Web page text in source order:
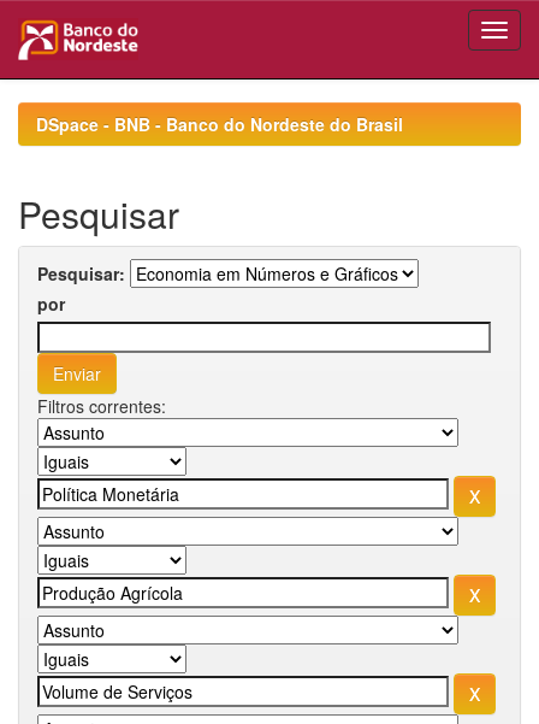
navigationDSpace - BNB - Banco do Nordeste do Brasil
Pesquisar
Pesquisar:
por
Filtros correntes: